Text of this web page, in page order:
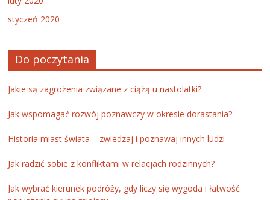
styczeń 2020
Do poczytania
Jakie są zagrożenia związane z ciążą u nastolatki?
Jak wspomagać rozwój poznawczy w okresie dorastania?
Historia miast świata – zwiedzaj i poznawaj innych ludzi
Jak radzić sobie z konfliktami w relacjach rodzinnych?
Jak wybrać kierunek podróży, gdy liczy się wygoda i łatwość